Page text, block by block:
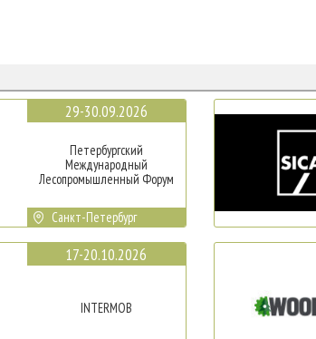
29-30.09.2026
Петербургский
Международный
Лесопромышленный Форум
Санкт-Петербург
17-20.10.2026
INTERMOB